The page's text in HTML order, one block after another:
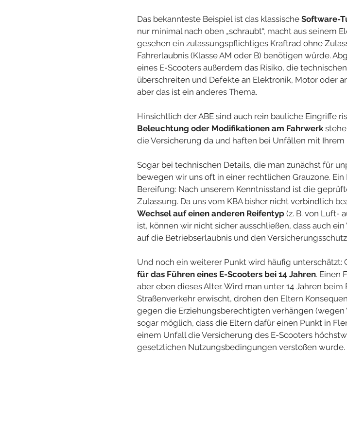
Das bekannteste Beispiel ist das klassische Software-
nur minimal nach oben „schraubt“, macht aus seinem
gesehen ein zulassungspflichtiges Kraftrad ohne
Fahrerlaubnis (Klasse AM oder B) benötigen würde.
eines E-Scooters außerdem das Risiko, die
überschreiten und Defekte an Elektronik, Motor oder
aber das ist ein anderes Thema.
Hinsichtlich der ABE sind auch rein bauliche Eingriffe
Beleuchtung oder Modifikationen am Fahrwerk
die Versicherung da und haften bei Unfällen mit Ihrem
Sogar bei technischen Details, die man zunächst für
bewegen wir uns oft in einer rechtlichen Grauzone.
Bereifung: Nach unserem Kenntnisstand ist die
Zulassung. Da uns vom KBA bisher nicht verbindlich
Wechsel auf einen anderen Reifentyp (z. B. von Luft-
ist, können wir nicht sicher ausschließen, dass auch
auf die Betriebserlaubnis und den
Und noch ein weiterer Punkt wird häufig unterschätzt:
für das Führen eines E-Scooters bei 14 Jahren. Einen
aber eben dieses Alter. Wird man unter 14 Jahren beim
Straßenverkehr erwischt, drohen den Eltern
gegen die Erziehungsberechtigten verhängen (wegen
sogar möglich, dass die Eltern dafür einen Punkt in
einem Unfall die Versicherung des E-Scooters
gesetzlichen Nutzungsbedingungen verstoßen wurde.